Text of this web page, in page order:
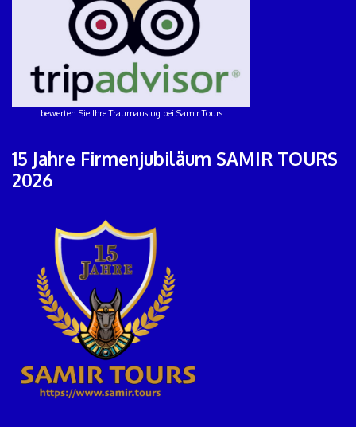
bewerten Sie Ihre Traumauslug bei Samir Tours
15 Jahre Firmenjubiläum SAMIR TOURS
2026